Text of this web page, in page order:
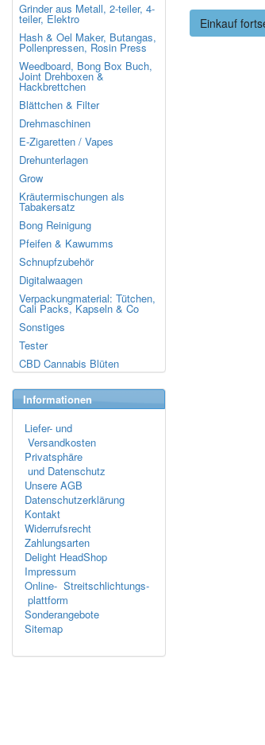
Einkauf
Grinder aus Metall, 2-teiler, 4-
teiler, Elektro
Hash & Oel Maker, Butangas,
Pollenpressen, Rosin Press
Weedboard, Bong Box Buch,
Joint Drehboxen &
Hackbrettchen
Blättchen & Filter
Drehmaschinen
E-Zigaretten / Vapes
Drehunterlagen
Grow
Kräutermischungen als
Tabakersatz
Bong Reinigung
Pfeifen & Kawumms
Schnupfzubehör
Digitalwaagen
Verpackungmaterial: Tütchen,
Cali Packs, Kapseln & Co
Sonstiges
Tester
CBD Cannabis Blüten
Informationen
Liefer- und
Versandkosten
Privatsphäre
und Datenschutz
Unsere AGB
Datenschutzerklärung
Kontakt
Widerrufsrecht
Zahlungsarten
Delight HeadShop
Impressum
Online- Streitschlichtungs-
plattform
Sonderangebote
Sitemap